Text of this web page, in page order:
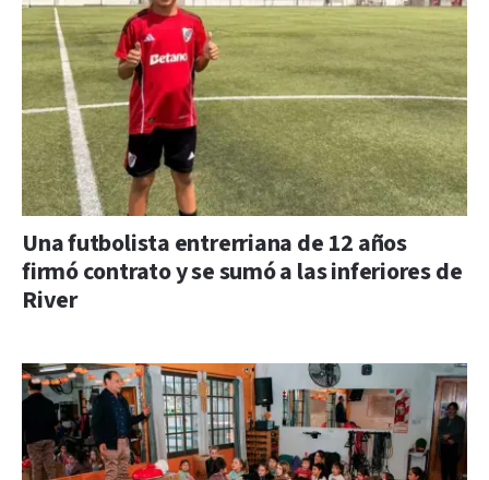
Una futbolista entrerriana de 12 años
firmó contrato y se sumó a las inferiores de
River